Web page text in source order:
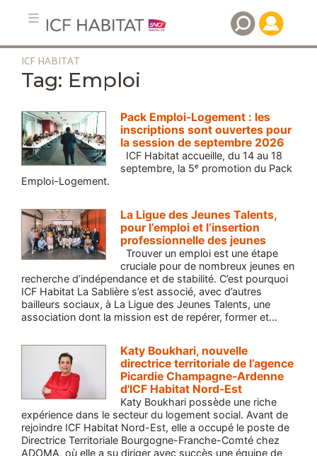
Aller
principal
ICF HABITAT
Emploi
Pack Emploi-Logement : les
inscriptions sont ouvertes pour
la session de septembre 2026
ICF Habitat accueille, du 14 au 18
septembre, la 5ᵉ promotion du Pack
Emploi-Logement.
La Ligue des Jeunes Talents,
pour l’emploi et l’insertion
professionnelle des jeunes
Trouver un emploi est une étape
cruciale pour de nombreux jeunes en
recherche d’indépendance et de stabilité. C’est pourquoi
ICF Habitat La Sablière s’est associé, avec d’autres
bailleurs sociaux, à La Ligue des Jeunes Talents, une
association dont la mission est de repérer, former et…
Katy Boukhari, nouvelle
directrice territoriale de l’agence
Picardie Champagne-Ardenne
d'ICF Habitat Nord-Est
Katy Boukhari possède une riche
expérience dans le secteur du logement social. Avant de
rejoindre ICF Habitat Nord-Est, elle a occupé le poste de
Directrice Territoriale Bourgogne-Franche-Comté chez
ADOMA, où elle a su diriger avec succès une équipe de